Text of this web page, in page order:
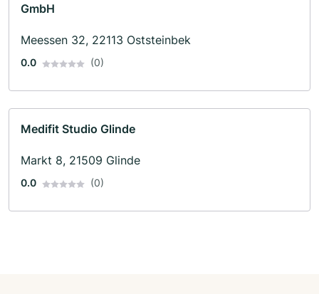
GmbH
Meessen 32, 22113 Oststeinbek
0.0 (0)
Medifit Studio Glinde
Markt 8, 21509 Glinde
0.0 (0)